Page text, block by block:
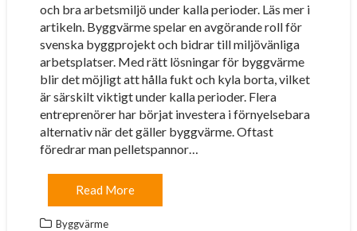
och bra arbetsmiljö under kalla perioder. Läs mer i
artikeln. Byggvärme spelar en avgörande roll för
svenska byggprojekt och bidrar till miljövänliga
arbetsplatser. Med rätt lösningar för byggvärme
blir det möjligt att hålla fukt och kyla borta, vilket
är särskilt viktigt under kalla perioder. Flera
entreprenörer har börjat investera i förnyelsebara
alternativ när det gäller byggvärme. Oftast
föredrar man pelletspannor…
Read More
Byggvärme